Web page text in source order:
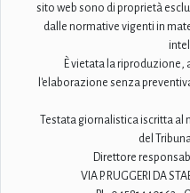
sito web sono di proprietà
dalle normative vigenti in
È vietata la
l'elaborazione senza
Testata giornalistica iscritta al
del
Direttore
VIA P. RUGGERI DA